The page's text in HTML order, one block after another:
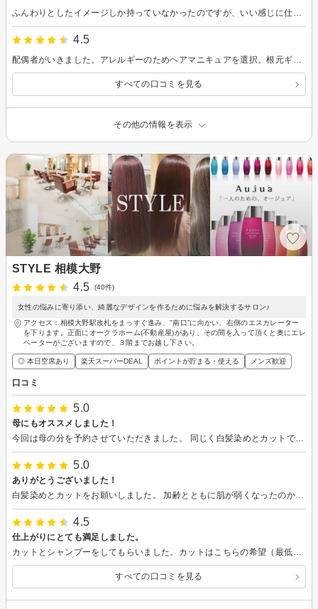
ふんわりとしたイメージしか持っていなかったのですが、いい感じに仕上げてくれました！
4.5
配偶者がいきました。アレルギーのためヘアマニキュアを選択。根元ギリギリのところまで丁寧に施術してもらったそうです
すべての口コミを見る
その他の情報を表示
STYLE 相模大野
4.5
(40件)
女性の悩みに寄り添い、綺麗なデザインを作るために悩みを解決するサロン♪
アクセス：相模大野駅改札をまっすぐ進み、"南口”に向かい、右側のエスカレーター
を下ります。正面にオークラホーム(不動産屋)があり、その間を入って頂くと奥にエレ
ベーターがございますので、３階までお越し下さい。
◎ 本日空席あり 楽天スーパーDEAL ポイントが貯まる・使える メンズ歓迎
口コミ
5.0
母にもオススメしました！
今回は母の分を予約させていただきました。 同じく白髪染めとカットでしたが、帰宅後の母も大満足そうでした。 また私も母も、また予約させていただきます。
5.0
ありがとうございました！
白髪染めとカットをお願いしました。 加齢とともに肌が弱くなったのか染みるようになっていたのですが、とても丁寧に施術してくださり、全く染みず、匂い残りもなく、大感激でした。 また、急遽子供連れで行ったのですが、優しく対応してくださり感謝です。 またどうぞよろしくお願い致します。
4.5
仕上がりにとても満足しました。
カットとシャンプーをしてもらいました。カットはこちらの希望（最低限のケアで簡単にセットできるようにしてほしい）を、上手く汲み取って仕上げてもらいました。シャンプーも丁寧で、とても気持ちよかったです。またお世話になりたいなと思います。
すべての口コミを見る